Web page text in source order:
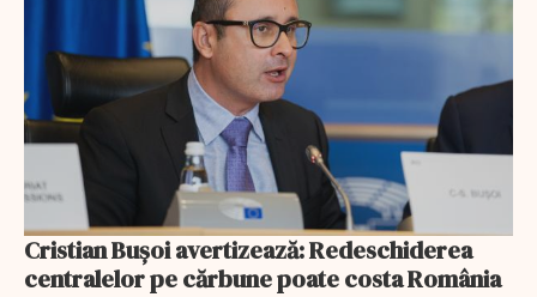
Cristian Bușoi avertizează: Redeschiderea
centralelor pe cărbune poate costa România